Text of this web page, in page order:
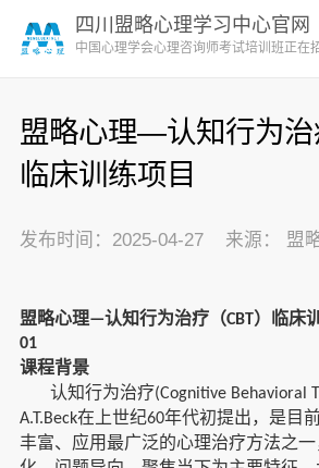
四川盟略心理学习中心官网
中国心理学会心理咨询师考试培训班正在招
盟略心理—认知行为治
临床训练项目
发布时间：2025-04-27 来源： 盟
盟略心理—认知行为治疗（CBT）临床
01
课程背景
认知行为治疗(Cognitive Behavioral
A.T.Beck在上世纪60年代初提出，是目
丰富、应用最广泛的心理治疗方法之